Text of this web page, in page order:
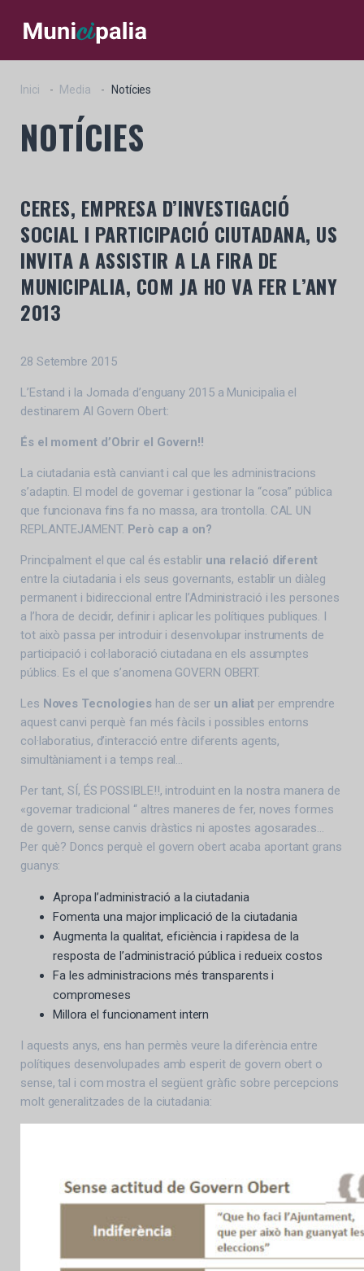
Inici Media Notícies
NOTÍCIES
CERES, EMPRESA D’INVESTIGACIÓ
SOCIAL I PARTICIPACIÓ CIUTADANA, US
INVITA A ASSISTIR A LA FIRA DE
MUNICIPALIA, COM JA HO VA FER L’ANY
2013
28 Setembre 2015
L’Estand i la Jornada d’enguany 2015 a Municipalia el
destinarem Al Govern Obert:
És el moment d’Obrir el Govern!!
La ciutadania està canviant i cal que les administracions
s’adaptin. El model de governar i gestionar la “cosa” pública
que funcionava fins fa no massa, ara trontolla. CAL UN
REPLANTEJAMENT. Però cap a on?
Principalment el que cal és establir una relació diferent
entre la ciutadania i els seus governants, establir un diàleg
permanent i bidireccional entre l’Administració i les persones
a l’hora de decidir, definir i aplicar les polítiques publiques. I
tot això passa per introduir i desenvolupar instruments de
participació i col·laboració ciutadana en els assumptes
públics. Es el que s’anomena GOVERN OBERT.
Les Noves Tecnologies han de ser un aliat per emprendre
aquest canvi perquè fan més fàcils i possibles entorns
col·laboratius, d’interacció entre diferents agents,
simultàniament i a temps real…
Per tant, SÍ, ÉS POSSIBLE!!, introduint en la nostra manera de
«governar tradicional “ altres maneres de fer, noves formes
de govern, sense canvis dràstics ni apostes agosarades…
Per què? Doncs perquè el govern obert acaba aportant grans
guanys:
Apropa l’administració a la ciutadania
Fomenta una major implicació de la ciutadania
Augmenta la qualitat, eficiència i rapidesa de la
resposta de l’administració pública i redueix costos
Fa les administracions més transparents i
compromeses
Millora el funcionament intern
I aquests anys, ens han permès veure la diferència entre
polítiques desenvolupades amb esperit de govern obert o
sense, tal i com mostra el següent gràfic sobre percepcions
molt generalitzades de la ciutadania: